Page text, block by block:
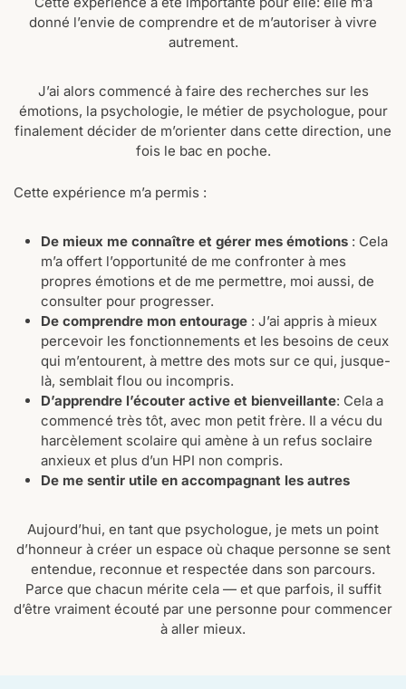
donné l’envie de comprendre et de m’autoriser à vivre
autrement.
J’ai alors commencé à faire des recherches sur les
émotions, la psychologie, le métier de psychologue, pour
finalement décider de m’orienter dans cette direction, une
fois le bac en poche.
Cette expérience m’a permis :
De mieux me connaître et gérer mes émotions : Cela
m’a offert l’opportunité de me confronter à mes
propres émotions et de me permettre, moi aussi, de
consulter pour progresser.
De comprendre mon entourage : J’ai appris à mieux
percevoir les fonctionnements et les besoins de ceux
qui m’entourent, à mettre des mots sur ce qui, jusque-
là, semblait flou ou incompris.
D’apprendre l’écouter active et bienveillante: Cela a
commencé très tôt, avec mon petit frère. Il a vécu du
harcèlement scolaire qui amène à un refus soclaire
anxieux et plus d’un HPI non compris.
De me sentir utile en accompagnant les autres
Aujourd’hui, en tant que psychologue, je mets un point
d’honneur à créer un espace où chaque personne se sent
entendue, reconnue et respectée dans son parcours.
Parce que chacun mérite cela — et que parfois, il suffit
d’être vraiment écouté par une personne pour commencer
à aller mieux.